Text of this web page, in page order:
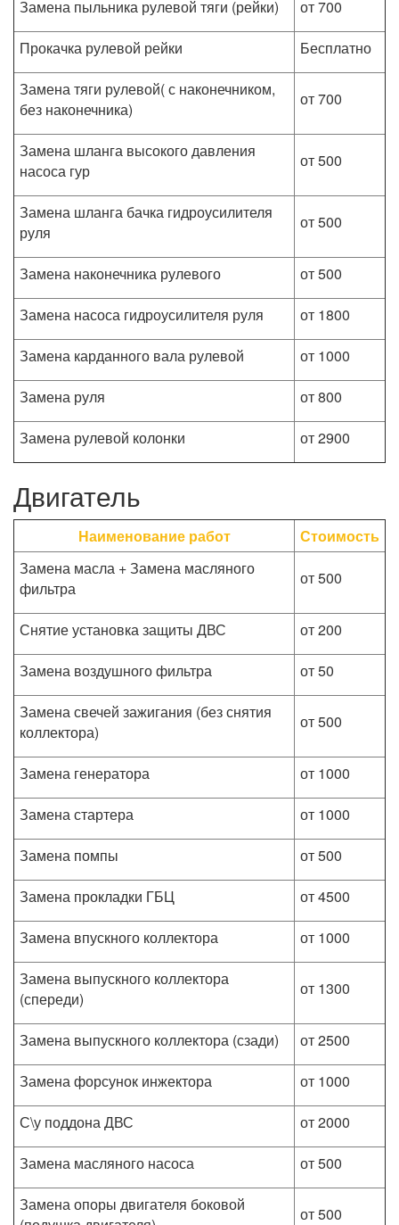
Замена пыльника рулевой тяги (рейки)
от 700
Прокачка рулевой рейки
Бесплатно
Замена тяги рулевой( с наконечником,
без наконечника)
от 700
Замена шланга высокого давления
насоса гур
от 500
Замена шланга бачка гидроусилителя
руля
от 500
Замена наконечника рулевого
от 500
Замена насоса гидроусилителя руля
от 1800
Замена карданного вала рулевой
от 1000
Замена руля
от 800
Замена рулевой колонки
от 2900
Двигатель
Наименование работ
Стоимость
Замена масла + Замена масляного
фильтра
от 500
Снятие установка защиты ДВС
от 200
Замена воздушного фильтра
от 50
Замена свечей зажигания (без снятия
коллектора)
от 500
Замена генератора
от 1000
Замена стартера
от 1000
Замена помпы
от 500
Замена прокладки ГБЦ
от 4500
Замена впускного коллектора
от 1000
Замена выпускного коллектора
(спереди)
от 1300
Замена выпускного коллектора (сзади)
от 2500
Замена форсунок инжектора
от 1000
С\у поддона ДВС
от 2000
Замена масляного насоса
от 500
Замена опоры двигателя боковой
от 500